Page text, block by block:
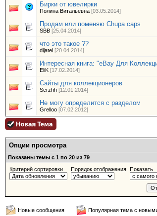
Бирки от ювелирки
Полина Витальевна [03.05.2014]
Продам или поменяю Chupa caps
SBB [25.04.2014]
что это такое ??
dijatel [20.04.2014]
Интересная книга: "eBay Для
EliK [17.02.2014]
Сайты для коллекционеров
Serzhh [12.01.2014]
Не могу определится с разделом
Grelloo [07.02.2012]
Опции просмотра
Показаны темы с 1 по 20 из 79
Критерий сортировки
Порядок отображения Показать
Новые сообщения
Популярная тема с